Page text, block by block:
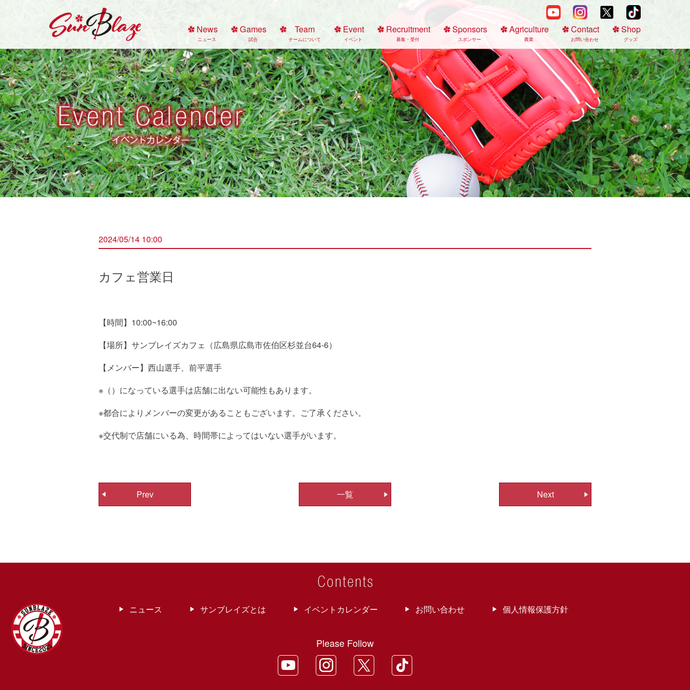
News
ニュース
Games
試合
Team
チームについて
Event
イベント
Recruitment
募集・受付
Sponsors
スポンサー
Agriculture
農業
Contact
お問い合わせ
Shop
グッズ
2024/05/14 10:00
カフェ営業日
【時間】10:00~16:00
【場所】サンブレイズカフェ（広島県広島市佐伯区杉並台64-6）
【メンバー】西山選手、前平選手
※（）になっている選手は店舗に出ない可能性もあります。
※都合によりメンバーの変更があることもございます。ご了承ください。
※交代制で店舗にいる為、時間帯によってはいない選手がいます。
投
稿
ー
Prev Next
一覧
ニュース サンブレイズとは イベントカレンダー お問い合わせ 個人情報保護方針
Please Follow